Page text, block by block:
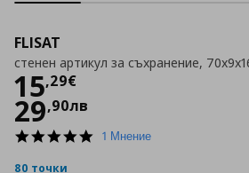
FLISAT
стенен артикул за съхранение,
15,29€
Цена
29,90лв
5.01 Мнение
80 точки